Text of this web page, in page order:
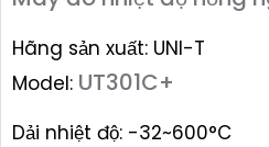
Hãng sản xuất: UNI-T
Model: UT301C+
Dải nhiệt độ: -32~600°C